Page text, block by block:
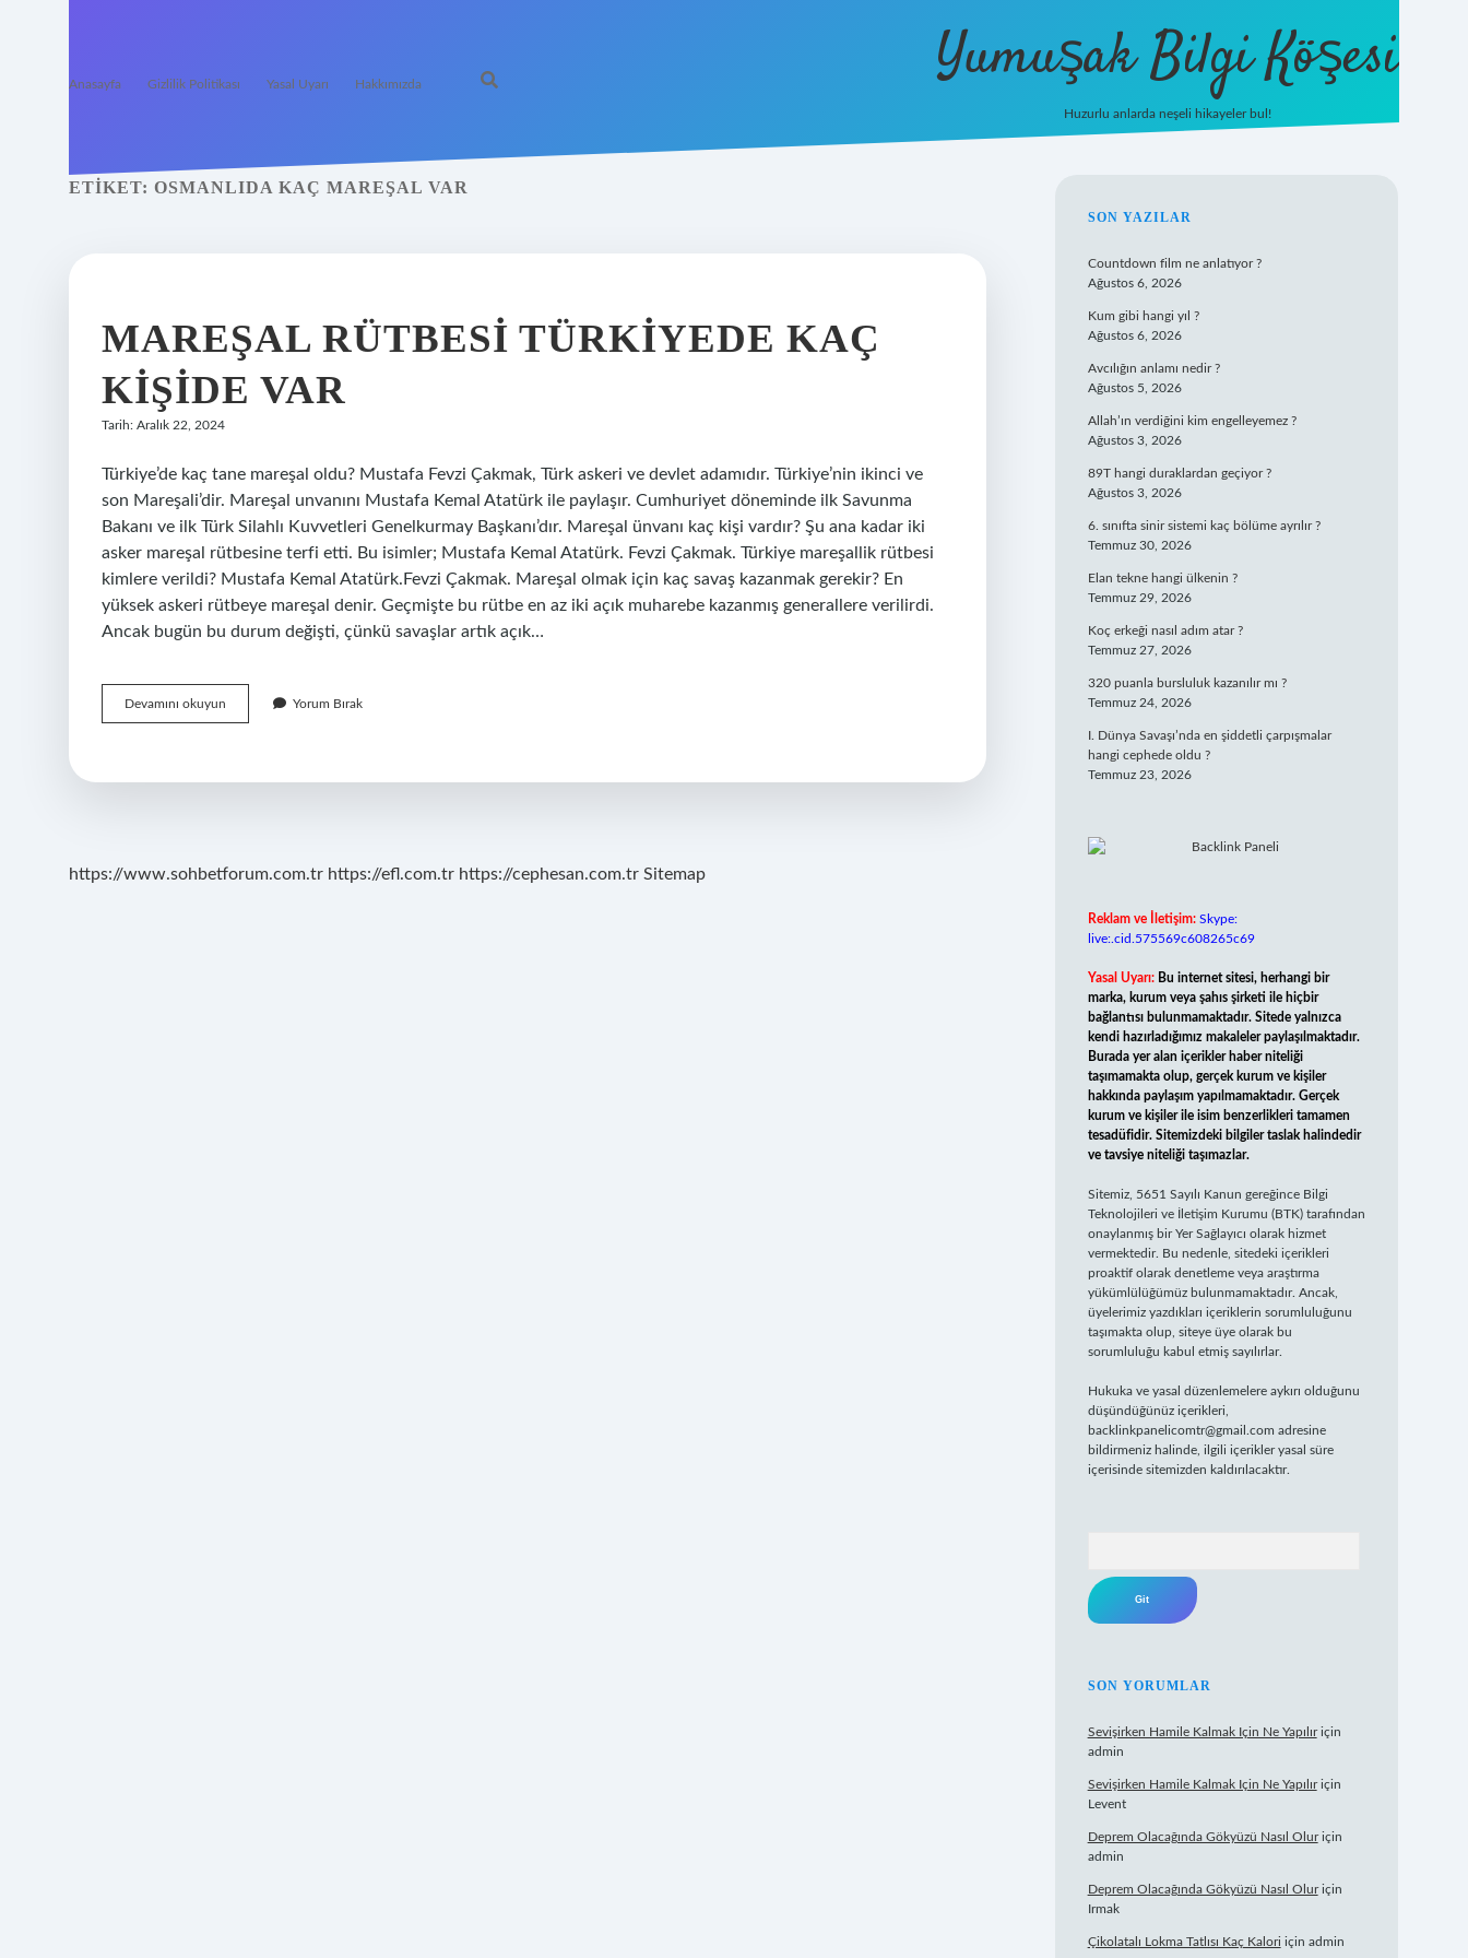
Anasayfa Gizlilik Politikası Yasal Uyarı Hakkımızda Yumuşak Bilgi Köşesi
Huzurlu anlarda neşeli hikayeler bul!
ETIKET: OSMANLIDA KAÇ MAREŞAL VAR
MAREŞAL RÜTBESI TÜRKIYEDE KAÇ
KIŞIDE VAR
Tarih: Aralık 22, 2024
Türkiye’de kaç tane mareşal oldu? Mustafa Fevzi Çakmak, Türk askeri ve devlet adamıdır. Türkiye’nin ikinci ve
son Mareşali’dir. Mareşal unvanını Mustafa Kemal Atatürk ile paylaşır. Cumhuriyet döneminde ilk Savunma
Bakanı ve ilk Türk Silahlı Kuvvetleri Genelkurmay Başkanı’dır. Mareşal ünvanı kaç kişi vardır? Şu ana kadar iki
asker mareşal rütbesine terfi etti. Bu isimler; Mustafa Kemal Atatürk. Fevzi Çakmak. Türkiye mareşallik rütbesi
kimlere verildi? Mustafa Kemal Atatürk.Fevzi Çakmak. Mareşal olmak için kaç savaş kazanmak gerekir? En
yüksek askeri rütbeye mareşal denir. Geçmişte bu rütbe en az iki açık muharebe kazanmış generallere verilirdi.
Ancak bugün bu durum değişti, çünkü savaşlar artık açık…
Devamını okuyun
Rütbesi
Kişide
Yorum Bırak
https://www.sohbetforum.com.tr https://efl.com.tr https://cephesan.com.tr Sitemap
SIDEBAR
SON YAZILAR
Countdown film ne anlatıyor ?
Ağustos 6, 2026
Kum gibi hangi yıl ?
Ağustos 6, 2026
Avcılığın anlamı nedir ?
Ağustos 5, 2026
Allah’ın verdiğini kim engelleyemez ?
Ağustos 3, 2026
89T hangi duraklardan geçiyor ?
Ağustos 3, 2026
6. sınıfta sinir sistemi kaç bölüme ayrılır ?
Temmuz 30, 2026
Elan tekne hangi ülkenin ?
Temmuz 29, 2026
Koç erkeği nasıl adım atar ?
Temmuz 27, 2026
320 puanla bursluluk kazanılır mı ?
Temmuz 24, 2026
I. Dünya Savaşı’nda en şiddetli çarpışmalar
hangi cephede oldu ?
Temmuz 23, 2026
Reklam ve İletişim: Skype:
live:.cid.575569c608265c69
Yasal Uyarı: Bu internet sitesi, herhangi bir
marka, kurum veya şahıs şirketi ile hiçbir
bağlantısı bulunmamaktadır. Sitede yalnızca
kendi hazırladığımız makaleler paylaşılmaktadır.
Burada yer alan içerikler haber niteliği
taşımamakta olup, gerçek kurum ve kişiler
hakkında paylaşım yapılmamaktadır. Gerçek
kurum ve kişiler ile isim benzerlikleri tamamen
tesadüfidir. Sitemizdeki bilgiler taslak halindedir
ve tavsiye niteliği taşımazlar.
Sitemiz, 5651 Sayılı Kanun gereğince Bilgi
Teknolojileri ve İletişim Kurumu (BTK) tarafından
onaylanmış bir Yer Sağlayıcı olarak hizmet
vermektedir. Bu nedenle, sitedeki içerikleri
proaktif olarak denetleme veya araştırma
yükümlülüğümüz bulunmamaktadır. Ancak,
üyelerimiz yazdıkları içeriklerin sorumluluğunu
taşımakta olup, siteye üye olarak bu
sorumluluğu kabul etmiş sayılırlar.
Hukuka ve yasal düzenlemelere aykırı olduğunu
düşündüğünüz içerikleri,
backlinkpanelicomtr@gmail.com adresine
bildirmeniz halinde, ilgili içerikler yasal süre
içerisinde sitemizden kaldırılacaktır.
SON YORUMLAR
Sevişirken Hamile Kalmak Için Ne Yapılıriçin
admin
Sevişirken Hamile Kalmak Için Ne Yapılıriçin
Levent
Deprem Olacağında Gökyüzü Nasıl Oluriçin
admin
Deprem Olacağında Gökyüzü Nasıl Oluriçin
Irmak
Çikolatalı Lokma Tatlısı Kaç Kalori için admin